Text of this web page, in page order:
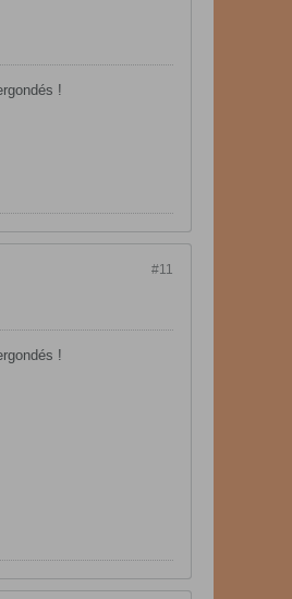
!
#11
!